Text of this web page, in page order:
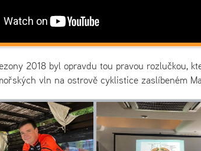
2018 byl opravdu tou pravou rozlučkou,
vln na ostrově cyklistice zaslíbeném